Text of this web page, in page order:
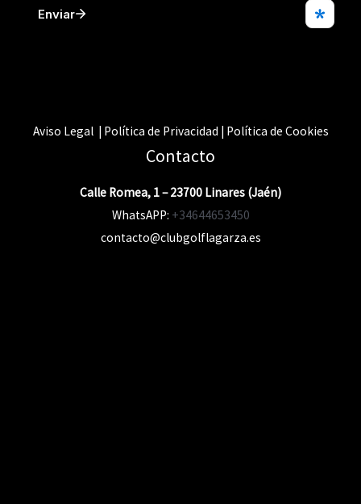
Aviso Legal | Política de Privacidad | Política de Cookies
Contacto
Calle Romea, 1 – 23700 Linares (Jaén)
WhatsAPP: +34644653450
contacto@clubgolflagarza.es